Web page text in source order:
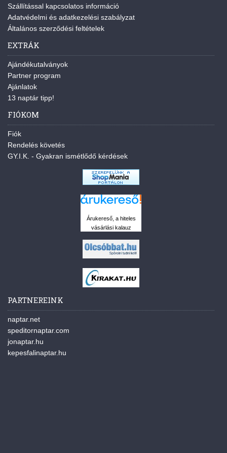
Szállítással kapcsolatos információ
Adatvédelmi és adatkezelési szabályzat
Általános szerződési feltételek
EXTRÁK
Ajándékutalványok
Partner program
Ajánlatok
13 naptár tipp!
FIÓKOM
Fiók
Rendelés követés
GY.I.K. - Gyakran ismétlődő kérdések
Árukereső, a hiteles
vásárlási kalauz
PARTNEREINK
naptar.net
speditornaptar.com
jonaptar.hu
kepesfalinaptar.hu